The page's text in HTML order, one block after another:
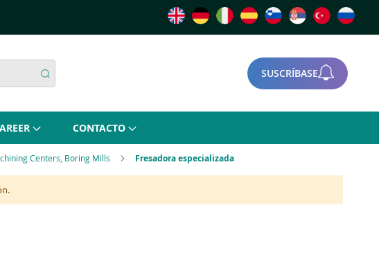
SUSCRÍBASE
CONTACTO
Centers, Boring Mills Fresadora especializada